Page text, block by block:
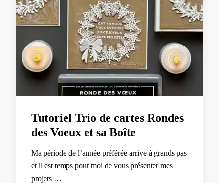
Tutoriel Trio de cartes Rondes
des Voeux et sa Boîte
Ma période de l’année préférée arrive à grands pas
et il est temps pour moi de vous présenter mes
projets …